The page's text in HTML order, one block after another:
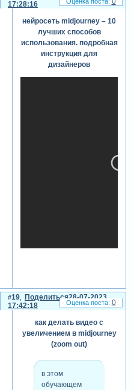
17:28:16
нейросеть midjourney – 10
лучших способов
использования. подробная
инструкция для
дизайнеров
Поделиться
19
28-07-2023
17:42:18
как делать видео с
увеличением в midjourney
(zoom out)
в этом
обучающем
0